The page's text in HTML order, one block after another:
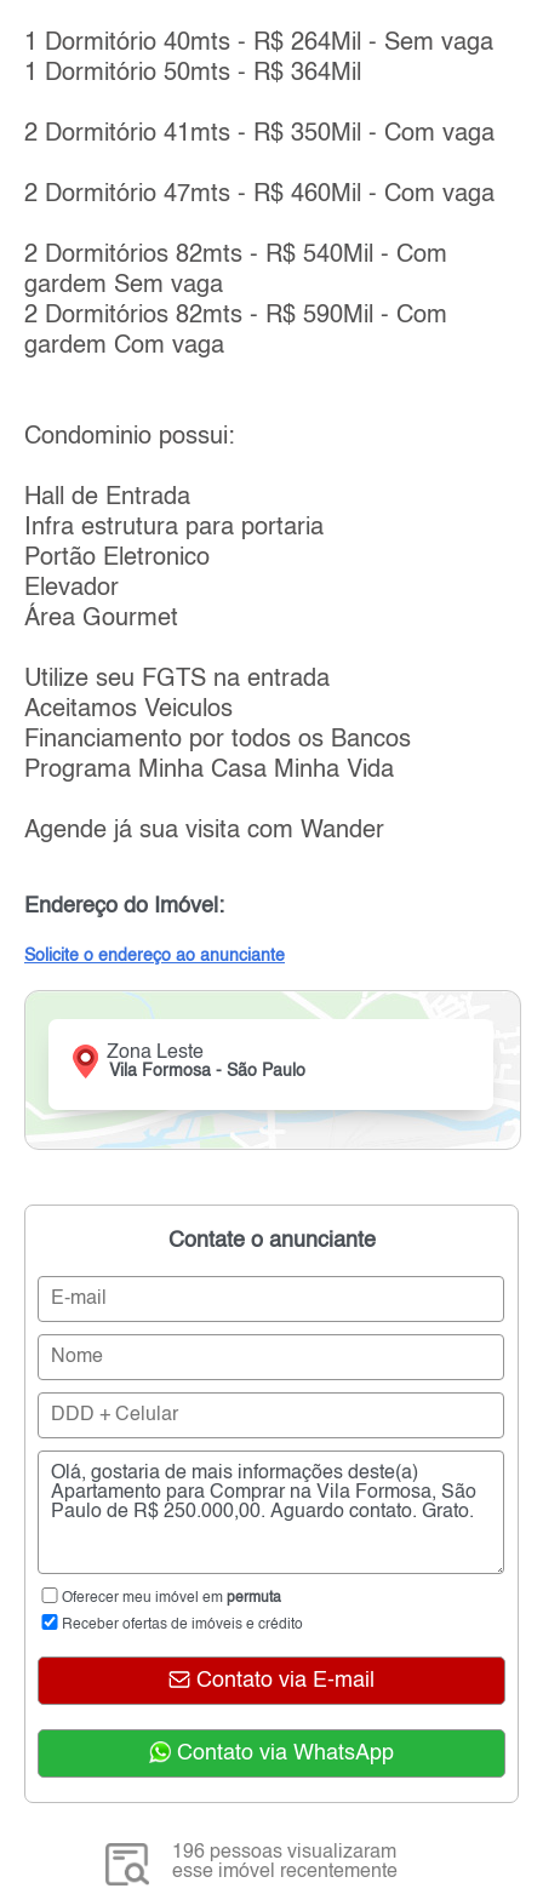
1 Dormitório 40mts - R$ 264Mil - Sem vaga
1 Dormitório 50mts - R$ 364Mil
2 Dormitório 41mts - R$ 350Mil - Com vaga
2 Dormitório 47mts - R$ 460Mil - Com vaga
2 Dormitórios 82mts - R$ 540Mil - Com
gardem Sem vaga
2 Dormitórios 82mts - R$ 590Mil - Com
gardem Com vaga
Condominio possui:
Hall de Entrada
Infra estrutura para portaria
Portão Eletronico
Elevador
Área Gourmet
Utilize seu FGTS na entrada
Aceitamos Veiculos
Financiamento por todos os Bancos
Programa Minha Casa Minha Vida
Agende já sua visita com Wander
Endereço do Imóvel:
Solicite o endereço ao anunciante
Zona Leste
Vila Formosa - São Paulo
Contate o anunciante
Oferecer meu imóvel em permuta
Receber ofertas de imóveis e crédito
Contato via E-mail
Contato via WhatsApp
196 pessoas visualizaram
esse imóvel recentemente